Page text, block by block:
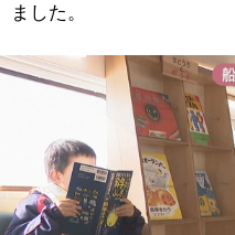
ました。